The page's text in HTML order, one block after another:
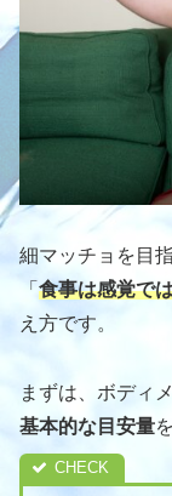
細マッチョを目
「 食事は感覚で
え方です。
まずは、ボディ
基本的な目安量